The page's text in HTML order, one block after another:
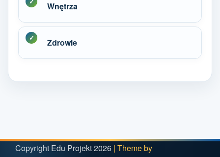
Wnętrza
Zdrowie
Copyright Edu Projekt 2026 | Theme by